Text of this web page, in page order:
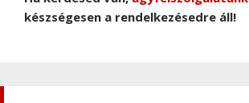
készségesen a rendelkezésedre áll!